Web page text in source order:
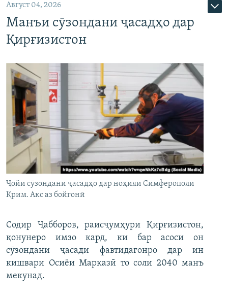
Август 04, 2026
Манъи сӯзондани ҷасадҳо дар
Қирғизистон
Ҷойи сӯзондани ҷасадҳо дар ноҳияи Симферополи
Қрим. Акс аз бойгонӣ
Содир Ҷабборов, раисҷумҳури Қирғизистон,
қонунеро имзо кард, ки бар асоси он
сӯзондани ҷасади фавтидагонро дар ин
кишвари Осиёи Марказӣ то соли 2040 манъ
мекунад.